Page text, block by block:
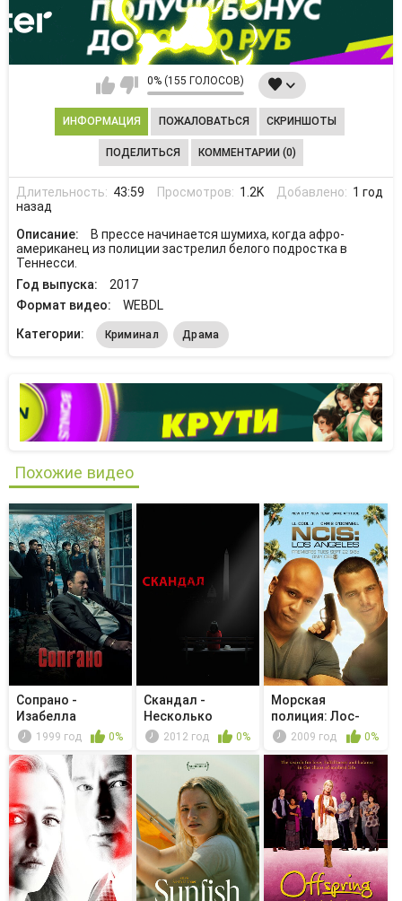
0% (155 ГОЛОСОВ)
ИНФОРМАЦИЯ ПОЖАЛОВАТЬСЯ СКРИНШОТЫ
ПОДЕЛИТЬСЯ КОММЕНТАРИИ (0)
Длительность: 43:59 Просмотров: 1.2K Добавлено: 1 год
назад
Описание:
В прессе начинается шумиха, когда афро-
американец из полиции застрелил белого подростка в
Теннесси.
Год выпуска:
2017
Формат видео:
WEBDL
Категории:
Криминал Драма
Похожие видео
Сопрано -
Изабелла
1999 год 0%
Скандал -
Несколько
хороших женщин
2012 год 0%
Морская
полиция: Лос-
Анджелес -
2009 год 0%